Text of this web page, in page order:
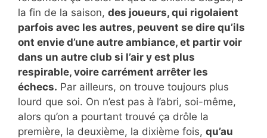
la fin de la saison, des joueurs, qui rigolaient
parfois avec les autres, peuvent se dire qu’ils
ont envie d’une autre ambiance, et partir voir
dans un autre club si l’air y est plus
respirable, voire carrément arrêter les
échecs. Par ailleurs, on trouve toujours plus
lourd que soi. On n’est pas à l’abri, soi-même,
alors qu’on a pourtant trouvé ça drôle la
première, la deuxième, la dixième fois, qu’au